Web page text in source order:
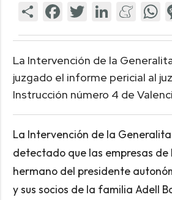
La Intervención de la
juzgado el informe pericial al
Instrucción número 4 de
La Intervención de la
detectado que las empresas de
hermano del presidente
y sus socios de la familia Adell